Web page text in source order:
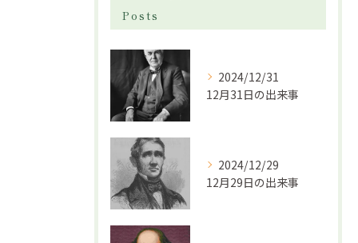
Posts
2024/12/31
12月31日の出来事
2024/12/29
12月29日の出来事